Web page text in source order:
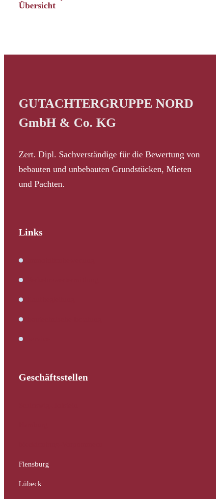
Übersicht
GUTACHTERGRUPPE NORD
GmbH & Co. KG
Zert. Dipl. Sachverständige für die Bewertung von
bebauten und unbebauten Grundstücken, Mieten
und Pachten.
Links
Geschäftsstellen
Flensburg
Lübeck